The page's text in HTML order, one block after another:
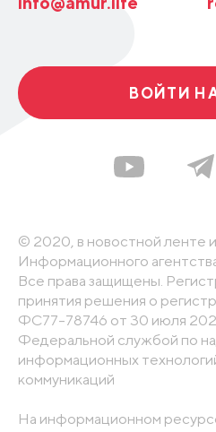
ВОЙТИ
© 2020, в новостной ленте
Информационного
Все права защищены.
принятия решения о
ФС77-78746 от 30 июля
Федеральной службой по
информационных
коммуникаций
На информационном